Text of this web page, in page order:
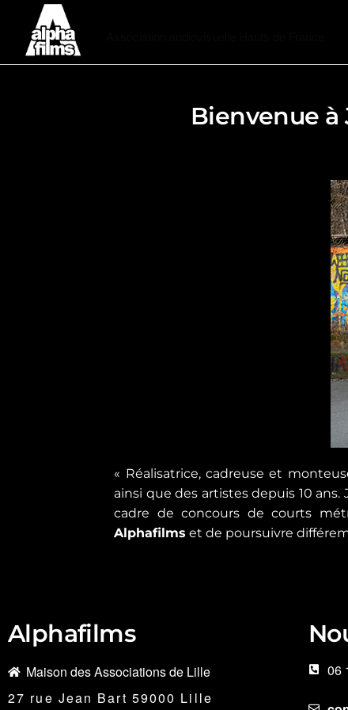
Bienvenue à
« Réalisatrice, cadreuse et
ainsi que des artistes depuis 10
cadre de concours de courts
Alphafilms et de poursuivre
Alphafilms
Maison des Associations de Lille
27 rue Jean Bart 59000 Lille
06